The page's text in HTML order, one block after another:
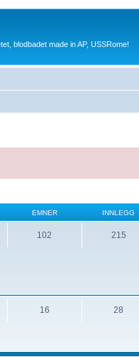
blodbadet made in AP, USSRome!
EMNER INNLEGG
102 215
16 28